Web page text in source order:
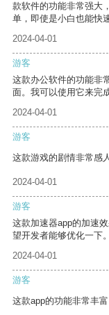
款软件的功能非常强大
单，即使是小白也能快
2024-04-01
游客
这款办公软件的功能非
面。我可以使用它来完
2024-04-01
游客
这款游戏的剧情非常感
2024-04-01
游客
这款加速器app的加速
望开发者能够优化一下。
2024-04-01
游客
这款app的功能非常丰